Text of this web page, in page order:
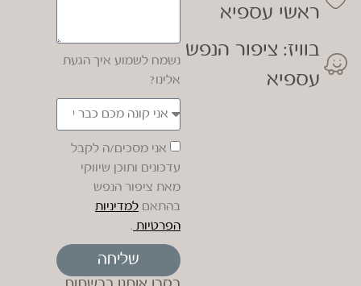
ראשי עספיא
בוויז: ציפור הנפש
עספיא
נשמח לשמוע איך הגעת
אלינו?
אני מסכים/ה לקבל
עדכונים ותוכן שיווקי
מאת ציפור הנפש
בהתאם למדיניות
הפרטיות .
שליחה